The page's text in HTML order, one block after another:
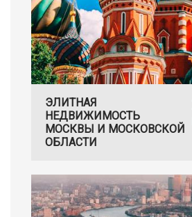
ЭЛИТНАЯ
НЕДВИЖИМОСТЬ
МОСКВЫ И МОСКОВСКОЙ
ОБЛАСТИ